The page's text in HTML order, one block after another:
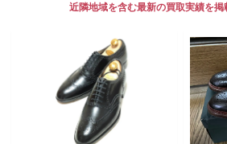
近隣地域を含む最新の買取実績を掲